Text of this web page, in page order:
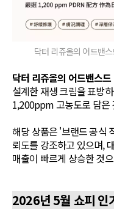
닥터 리쥬올의 어드밴
닥터 리쥬올의 어드밴스
설계한 재생 크림을 표방
1,200ppm 고농도로 담은
해당 상품은 '브랜드 공식
뢰도를 강조하고 있으며,
매출이 빠르게 상승한 것
2026년 5월 쇼피 인